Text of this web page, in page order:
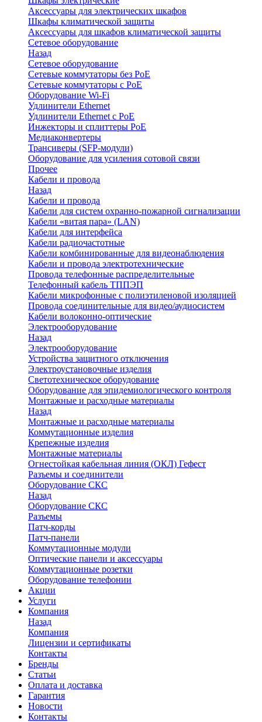
Аксессуары для электрических шкафов
Шкафы климатической защиты
Аксессуары для шкафов климатической защиты
Сетевое оборудование
Назад
Сетевое оборудование
Сетевые коммутаторы без PoE
Сетевые коммутаторы с PoE
Оборудование Wi-Fi
Удлинители Ethernet
Удлинители Ethernet с PoE
Инжекторы и сплиттеры PoE
Медиаконвертеры
Трансиверы (SFP-модули)
Оборудование для усиления сотовой связи
Прочее
Кабели и провода
Назад
Кабели и провода
Кабели для систем охранно-пожарной сигнализации
Кабели «витая пара» (LAN)
Кабели для интерфейса
Кабели радиочастотные
Кабели комбинированные для видеонаблюдения
Кабели и провода электротехнические
Провода телефонные распределительные
Телефонный кабель ТППЭП
Кабели микрофонные с полиэтиленовой изоляцией
Провода соединительные для видео/аудиосистем
Кабели волоконно-оптические
Электрооборудование
Назад
Электрооборудование
Устройства защитного отключения
Электроустановочные изделия
Светотехническое оборудование
Оборудование для эпидемиологического контроля
Монтажные и расходные материалы
Назад
Монтажные и расходные материалы
Коммутационные изделия
Крепежные изделия
Монтажные материалы
Огнестойкая кабельная линия (ОКЛ) Гефест
Разъемы и соединители
Оборудование СКС
Назад
Оборудование СКС
Разъемы
Патч-корды
Патч-панели
Коммутационные модули
Оптические панели и аксессуары
Коммутационные розетки
Оборудование телефонии
Акции
Услуги
Компания
Назад
Компания
Лицензии и сертификаты
Контакты
Бренды
Статьи
Оплата и доставка
Гарантия
Новости
Контакты